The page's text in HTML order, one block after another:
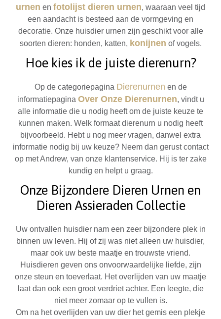
urnen en fotolijst dieren urnen, waaraan veel tijd
een aandacht is besteed aan de vormgeving en
decoratie. Onze huisdier urnen zijn geschikt voor alle
soorten dieren: honden, katten, konijnen of vogels.
Hoe kies ik de juiste dierenurn?
Op de categoriepagina Dierenurnen en de
informatiepagina Over Onze Dierenurnen, vindt u
alle informatie die u nodig heeft om de juiste keuze te
kunnen maken. Welk formaat dierenurn u nodig heeft
bijvoorbeeld. Hebt u nog meer vragen, danwel extra
informatie nodig bij uw keuze? Neem dan gerust contact
op met Andrew, van onze klantenservice. Hij is ter zake
kundig en helpt u graag.
Onze Bijzondere Dieren Urnen en
Dieren Assieraden Collectie
Uw ontvallen huisdier nam een zeer bijzondere plek in
binnen uw leven. Hij of zij was niet alleen uw huisdier,
maar ook uw beste maatje en trouwste vriend.
Huisdieren geven ons onvoorwaardelijke liefde, zijn
onze steun en toeverlaat. Het overlijden van uw maatje
laat dan ook een groot verdriet achter. Een leegte, die
niet meer zomaar op te vullen is.
Om na het overlijden van uw dier het gemis een plekje